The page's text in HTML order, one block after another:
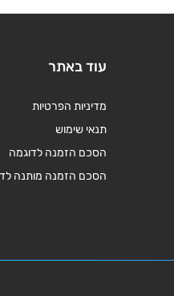
עוד באתר
מדיניות הפרטיות
תנאי שימוש
הסכם הזמנה לדוגמה
הסכם הזמנה מותנה